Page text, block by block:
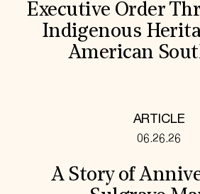
Executive Order
Indigenous
American
ARTICLE
06.26.26
A Story of